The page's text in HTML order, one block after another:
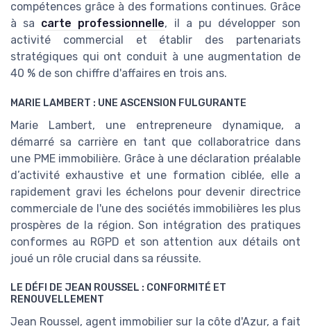
compétences grâce à des formations continues. Grâce
à sa carte professionnelle, il a pu développer son
activité commercial et établir des partenariats
stratégiques qui ont conduit à une augmentation de
40 % de son chiffre d'affaires en trois ans.
MARIE LAMBERT : UNE ASCENSION FULGURANTE
Marie Lambert, une entrepreneure dynamique, a
démarré sa carrière en tant que collaboratrice dans
une PME immobilière. Grâce à une déclaration préalable
d’activité exhaustive et une formation ciblée, elle a
rapidement gravi les échelons pour devenir directrice
commerciale de l'une des sociétés immobilières les plus
prospères de la région. Son intégration des pratiques
conformes au RGPD et son attention aux détails ont
joué un rôle crucial dans sa réussite.
LE DÉFI DE JEAN ROUSSEL : CONFORMITÉ ET
RENOUVELLEMENT
Jean Roussel, agent immobilier sur la côte d'Azur, a fait